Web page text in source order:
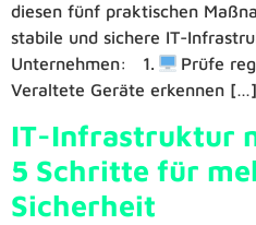
diesen fünf praktischen
stabile und sichere IT-
Unternehmen: 1.
Prüfe
Veraltete Geräte erkennen […]
IT-Infrastruktur
5 Schritte für
Sicherheit